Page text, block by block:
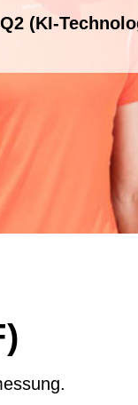
(KI-